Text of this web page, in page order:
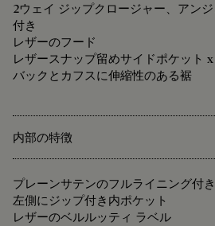
2ウェイ ジップクロージャー、アン
付き
レザーのフード
レザースナップ留めサイドポケット
バックとカフスに伸縮性のある裾
内部の特徴
プレーンサテンのフルライニング付き
左側にジップ付き内ポケット
レザーのベルルッティ ラベル